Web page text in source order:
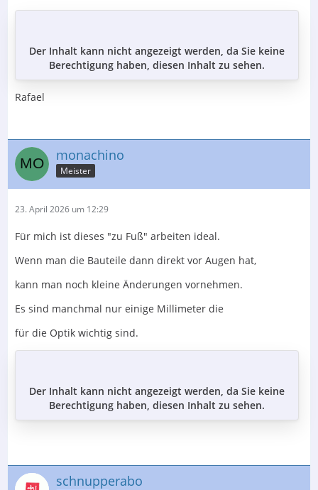
Der Inhalt kann nicht angezeigt werden, da Sie keine
Berechtigung haben, diesen Inhalt zu sehen.
Rafael
monachino
Meister
23. April 2026 um 12:29
Für mich ist dieses "zu Fuß" arbeiten ideal.
Wenn man die Bauteile dann direkt vor Augen hat,
kann man noch kleine Änderungen vornehmen.
Es sind manchmal nur einige Millimeter die
für die Optik wichtig sind.
Der Inhalt kann nicht angezeigt werden, da Sie keine
Berechtigung haben, diesen Inhalt zu sehen.
schnupperabo